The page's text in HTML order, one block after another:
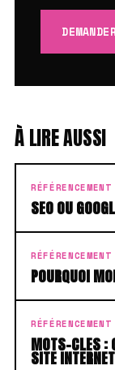
À LIRE AUSSI
SEO OU
POURQUOI
MOTS-CLES :
SITE INTERNET